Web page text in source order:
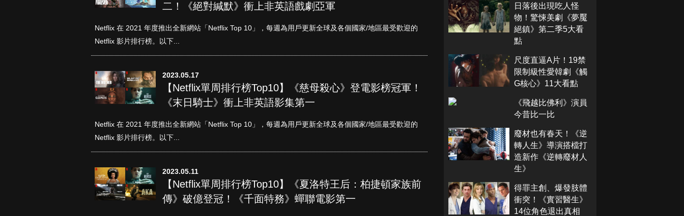
二！《絕對緘默》衝上非英語戲劇亞軍
Netflix 在 2021 年度推出全新網站「Netflix Top 10」，每週為用戶更新全球及各個國家/地區最受歡迎的
Netflix 影片排行榜。以下...
2023.05.17
【Netflix單周排行榜Top10】《慈母殺心》登電影榜冠軍！
《末日騎士》衝上非英語影集第一
Netflix 在 2021 年度推出全新網站「Netflix Top 10」，每週為用戶更新全球及各個國家/地區最受歡迎的
Netflix 影片排行榜。以下...
2023.05.11
【Netflix單周排行榜Top10】《夏洛特王后：柏捷頓家族前
傳》破億登冠！《千面特務》蟬聯電影第一
日落後出現吃人怪
物！驚悚美劇《夢魘
絕鎮》第二季5大看
點
尺度直逼A片！19禁
限制級性愛韓劇《觸
G核心》11大看點
《飛越比佛利》演員
今昔比一比
廢材也有春天！《逆
轉人生》導演搭檔打
造新作《逆轉廢材人
生》
得罪主創、爆發肢體
衝突！《實習醫生》
14位角色退出真相